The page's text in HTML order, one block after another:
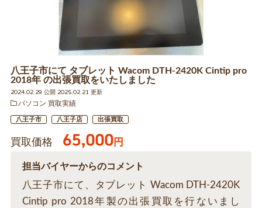
八王子市にて タブレット Wacom DTH-2420K Cintip pro
2018年 の出張買取をいたしました
2024.02.29 公開 2025.02.21 更新
パソコン 買取実績
八王子市 八王子店 出張買取
買取価格 65,000円
担当バイヤーからのコメント
八王子市にて、タブレット Wacom DTH-2420K
Cintip pro 2018年製の出張買取を行ないまし